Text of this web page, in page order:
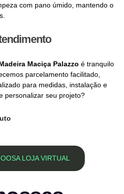
com pano úmido, mantendo o
Maciça Palazzo é tranquilo
parcelamento facilitado,
para medidas, instalação e
personalizar seu projeto?
LOJA VIRTUAL